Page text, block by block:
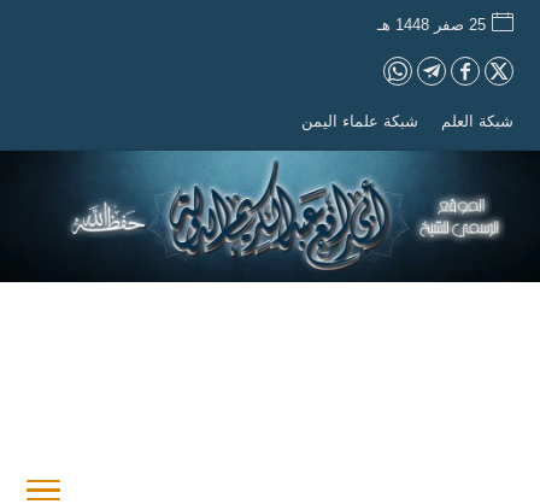
25 صفر 1448 هـ
شبكة العلم شبكة علماء اليمن